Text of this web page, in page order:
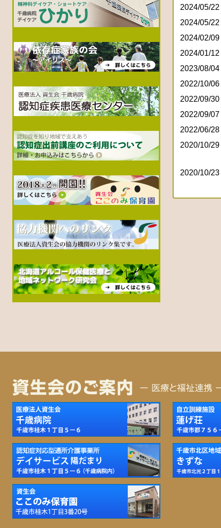
2024/05/22
2024/05/22
2024/02/09
2024/01/12
2023/08/04
2022/10/06
2022/09/30
2022/09/07
2022/06/28
2020/10/29
2020/10/23